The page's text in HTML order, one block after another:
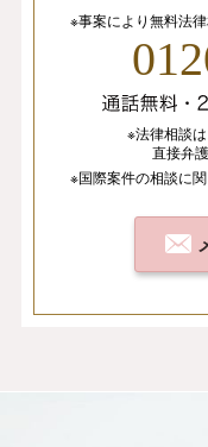
※事案により無料法
※法律相談は
直接弁
※国際案件の相談に